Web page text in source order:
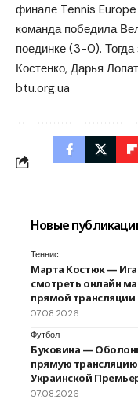
финале Tennis
команда победила
поединке (3-0).
Костенко, Дарья
btu.org.ua
Новые
Теннис
Марта Костюк — Ига
смотреть онлайн
прямой трансляции
07.08.2026
Футбол
Буковина —
прямую
Украинской
07.08.2026